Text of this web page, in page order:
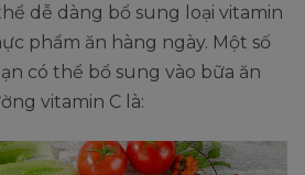
dễ dàng bổ sung loại vitamin
phẩm ăn hàng ngày. Một số
có thể bổ sung vào bữa ăn
vitamin C là: